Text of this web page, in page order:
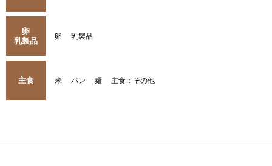
卵
乳製品
卵 乳製品
主食 米 パン 麺 主食：その他